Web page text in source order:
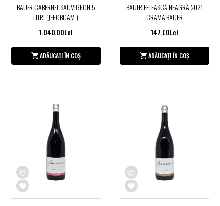
BAUER CABERNET SAUVIGNON 5
LITRI (JEROBOAM )
1.040,00Lei
ADĂUGAȚI ÎN COȘ
BAUER FETEASCĂ NEAGRĂ 2021
CRAMA BAUER
147,00Lei
ADĂUGAȚI ÎN COȘ